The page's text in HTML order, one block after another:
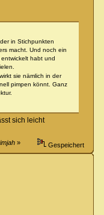
in Stichpunkten
macht. Und noch ein
habt und
sie nämlich in der
pimpen könnt. Ganz
sich leicht
» Gespeichert